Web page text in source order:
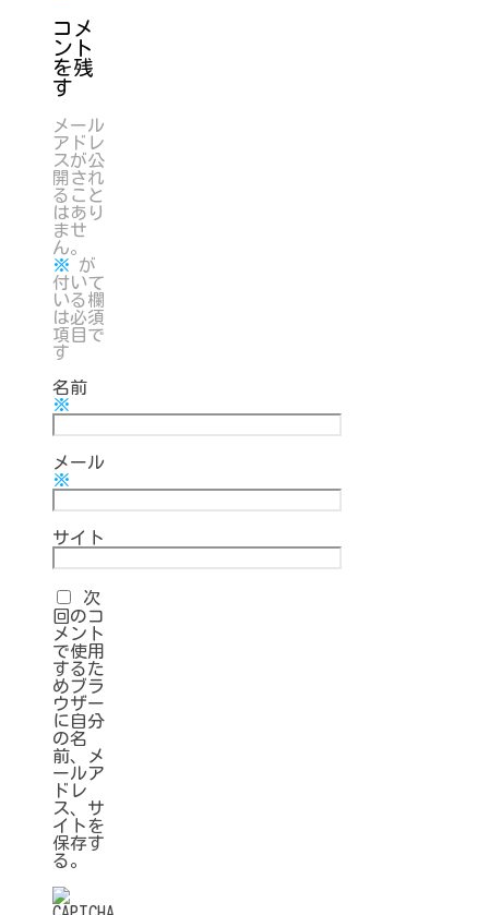
コメ
ント
を残
す
メール
アドレ
スが公
開され
ること
はあり
ませ
ん。
※ が
付いて
いる欄
は必須
項目で
す
名前
※
メール
※
サイト
次
回のコ
メント
で使用
するた
めブラ
ウザー
に自分
の名
前、メ
ールア
ドレ
ス、サ
イトを
保存す
る。